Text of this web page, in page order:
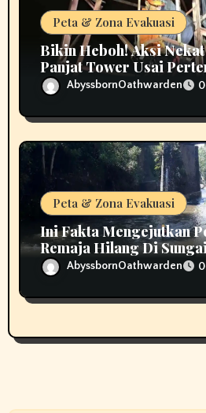
Peta & Zona Evakuasi
Bikin Heboh! Aksi
Panjat Tower Usai
Dengan Ibunya
AbyssbornOathwarden
Peta & Zona Evakuasi
Ini Fakta Mengejutkan
Remaja Hilang Di
Banyumas!
AbyssbornOathwarden